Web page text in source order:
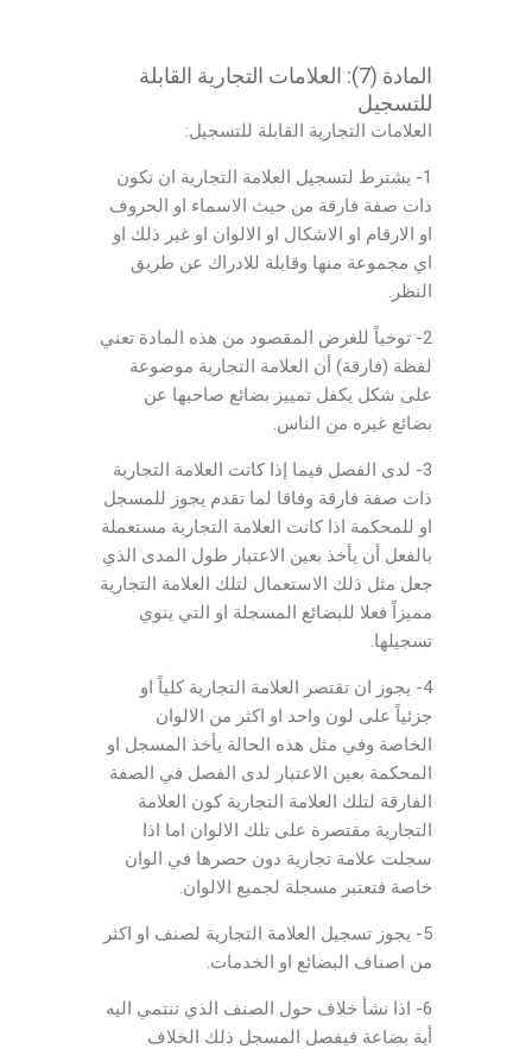
المادة (7): العلامات التجارية القابلة
للتسجيل
العلامات التجارية القابلة للتسجيل:
1- يشترط لتسجيل العلامة التجارية ان تكون
ذات صفة فارقة من حيث الاسماء او الحروف
او الارقام او الاشكال او الالوان او غير ذلك او
اي مجموعة منها وقابلة للادراك عن طريق
النظر.
2- توخياً للغرض المقصود من هذه المادة تعني
لفظة (فارقة) أن العلامة التجارية موضوعة
على شكل يكفل تمييز بضائع صاحبها عن
بضائع غيره من الناس.
3- لدى الفصل فيما إذا كانت العلامة التجارية
ذات صفة فارقة وفاقا لما تقدم يجوز للمسجل
او للمحكمة اذا كانت العلامة التجارية مستعملة
بالفعل أن يأخذ بعين الاعتبار طول المدى الذي
جعل مثل ذلك الاستعمال لتلك العلامة التجارية
مميزاً فعلا للبضائع المسجلة او التي ينوي
تسجيلها.
4- يجوز ان تقتصر العلامة التجارية كلياً او
جزئياً على لون واحد او اكثر من الالوان
الخاصة وفي مثل هذه الحالة يأخذ المسجل او
المحكمة بعين الاعتبار لدى الفصل في الصفة
الفارقة لتلك العلامة التجارية كون العلامة
التجارية مقتصرة على تلك الالوان اما اذا
سجلت علامة تجارية دون حصرها في الوان
خاصة فتعتبر مسجلة لجميع الالوان.
5- يجوز تسجيل العلامة التجارية لصنف او اكثر
من اصناف البضائع او الخدمات.
6- اذا نشأ خلاف حول الصنف الذي تنتمي اليه
أية بضاعة فيفصل المسجل ذلك الخلاف